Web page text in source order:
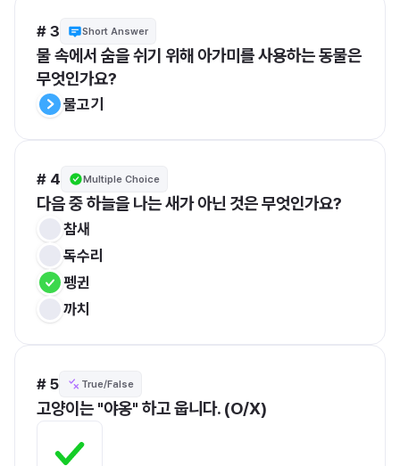
# 3 Short Answer
물 속에서 숨을 쉬기 위해 아가미를 사용하는 동물은
무엇인가요?
물고기
# 4 Multiple Choice
다음 중 하늘을 나는 새가 아닌 것은 무엇인가요?
참새
독수리
펭귄
까치
# 5 True/False
고양이는 "야옹" 하고 웁니다. (O/X)